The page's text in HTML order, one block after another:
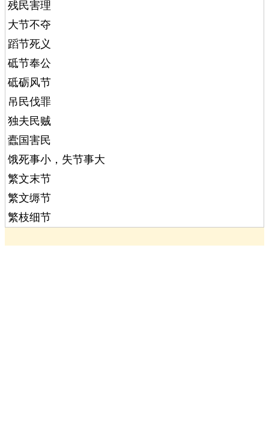
残民害理
大节不夺
蹈节死义
砥节奉公
砥砺风节
吊民伐罪
独夫民贼
蠹国害民
饿死事小，失节事大
繁文末节
繁文缛节
繁枝细节